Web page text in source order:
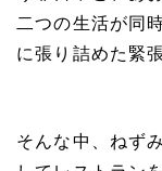
二つの生活が同
に張り詰めた緊
そんな中、ねず